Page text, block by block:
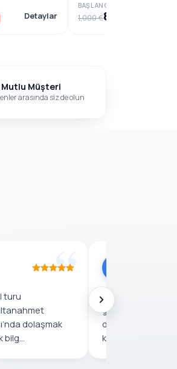
Detaylar
BAŞLANGIÇ FIYATI
1,000 €859 €
Müşteri
arasında siz de olun
turu
dolaşmak
Bulgaristan’dan
gelerek Ayhan
deneyim
kadar